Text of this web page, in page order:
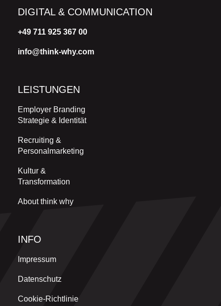
DIGITAL & COMMUNICATION
+49 711 925 367 00
info@think-why.com
LEISTUNGEN
Employer Branding
Strategie & Identität
Recruiting &
Personalmarketing
Kultur &
Transformation
About think why
INFO
Impressum
Datenschutz
Cookie-Richtlinie